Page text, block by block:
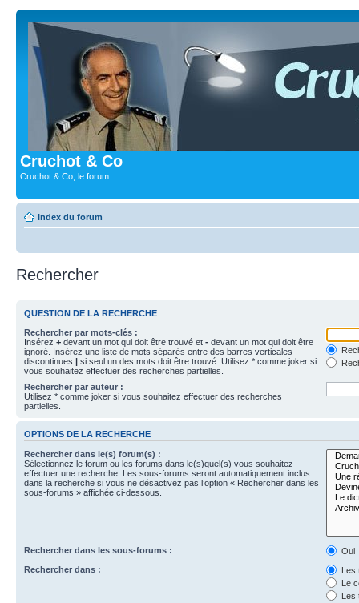
Cruchot & Co
Cruchot & Co, le forum
Index du forum
Rechercher
QUESTION DE LA RECHERCHE
Rechercher par mots-clés :
Insérez + devant un mot qui doit être trouvé et - devant un mot qui doit être
ignoré. Insérez une liste de mots séparés entre des barres verticales
discontinues | si seul un des mots doit être trouvé. Utilisez * comme joker si
vous souhaitez effectuer des recherches partielles.
Rechercher par auteur :
Utilisez * comme joker si vous souhaitez effectuer des recherches
partielles.
OPTIONS DE LA RECHERCHE
Rechercher dans le(s) forum(s) :
Sélectionnez le forum ou les forums dans le(s)quel(s) vous souhaitez
effectuer une recherche. Les sous-forums seront automatiquement inclus
dans la recherche si vous ne désactivez pas l’option « Rechercher dans les
sous-forums » affichée ci-dessous.
Rechercher dans les sous-forums :
Oui
Rechercher dans :
Les
Le
Les